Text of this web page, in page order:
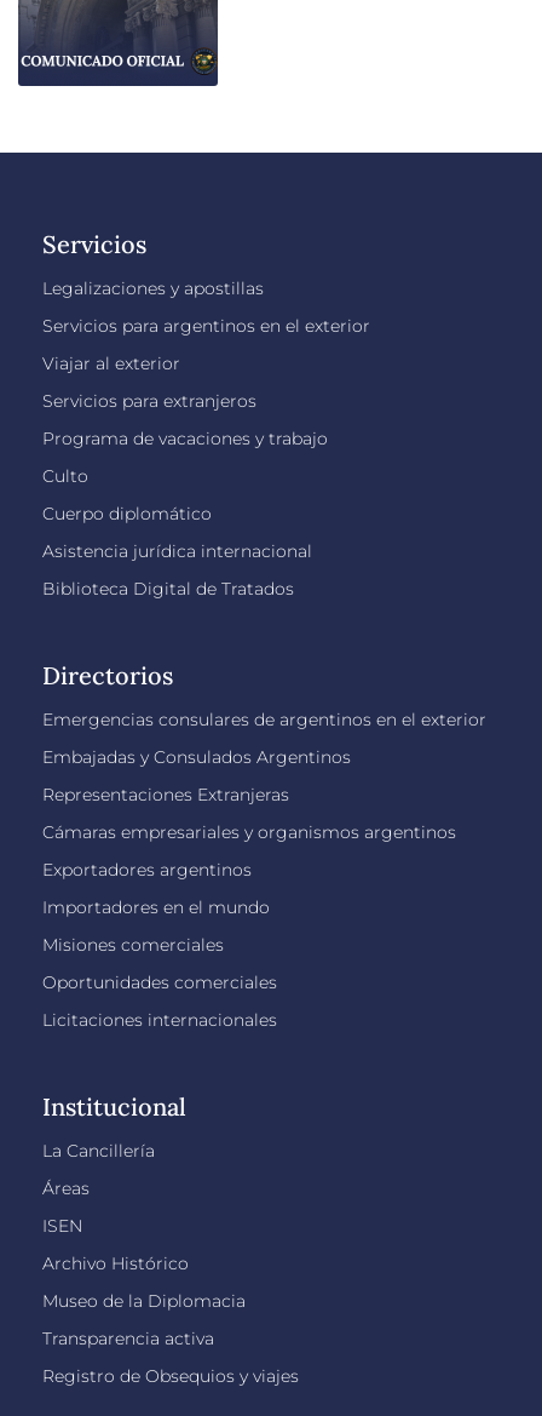
Servicios
Legalizaciones y apostillas
Servicios para argentinos en el exterior
Viajar al exterior
Servicios para extranjeros
Programa de vacaciones y trabajo
Culto
Cuerpo diplomático
Asistencia jurídica internacional
Biblioteca Digital de Tratados
Directorios
Emergencias consulares de argentinos en el exterior
Embajadas y Consulados Argentinos
Representaciones Extranjeras
Cámaras empresariales y organismos argentinos
Exportadores argentinos
Importadores en el mundo
Misiones comerciales
Oportunidades comerciales
Licitaciones internacionales
Institucional
La Cancillería
Áreas
ISEN
Archivo Histórico
Museo de la Diplomacia
Transparencia activa
Registro de Obsequios y viajes